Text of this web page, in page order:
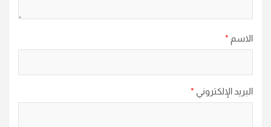
الاسم *
البريد الإلكتروني *